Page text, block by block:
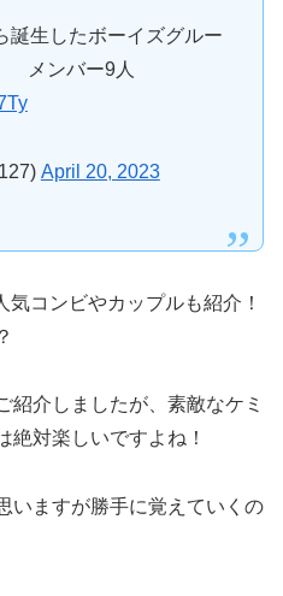
誕生したボーイズグルー
メンバー9人
April 20, 2023
コンビやカップルも紹介！
紹介しましたが、 素敵なケミ
絶対楽しいですよね！
いますが勝手に覚えていくの